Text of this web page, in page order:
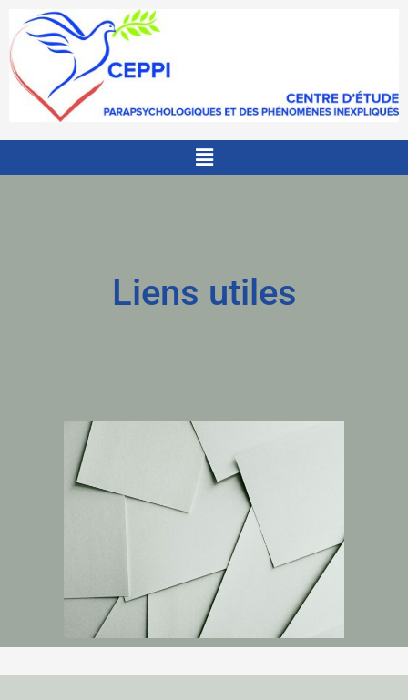
Menu
Liens utiles